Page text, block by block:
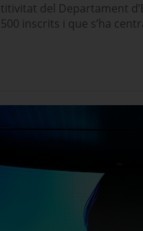
del Departament
inscrits i que s’ha